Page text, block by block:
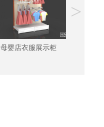
母婴店衣服展示柜
>